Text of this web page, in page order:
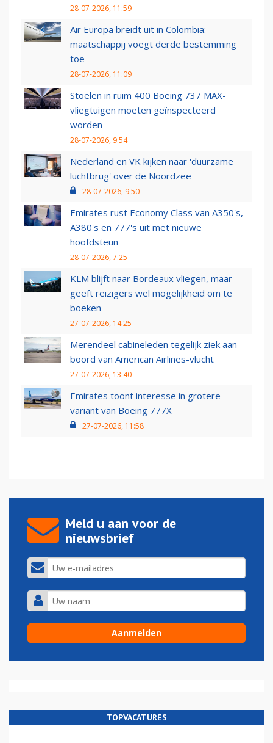
28-07-2026, 11:59
Air Europa breidt uit in Colombia:
maatschappij voegt derde bestemming
toe
28-07-2026, 11:09
Stoelen in ruim 400 Boeing 737 MAX-
vliegtuigen moeten geïnspecteerd
worden
28-07-2026, 9:54
Nederland en VK kijken naar 'duurzame
luchtbrug' over de Noordzee
28-07-2026, 9:50
Emirates rust Economy Class van A350's,
A380's en 777's uit met nieuwe
hoofdsteun
28-07-2026, 7:25
KLM blijft naar Bordeaux vliegen, maar
geeft reizigers wel mogelijkheid om te
boeken
27-07-2026, 14:25
Merendeel cabineleden tegelijk ziek aan
boord van American Airlines-vlucht
27-07-2026, 13:40
Emirates toont interesse in grotere
variant van Boeing 777X
27-07-2026, 11:58
Meld u aan voor de
nieuwsbrief
TOPVACATURES